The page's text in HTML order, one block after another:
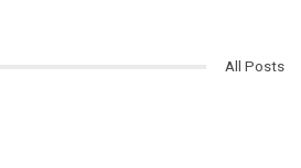
All Posts